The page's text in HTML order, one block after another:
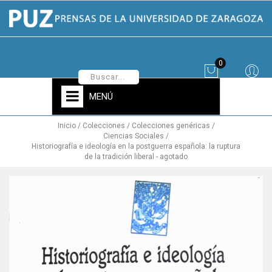
0
MENÚ
Inicio Colecciones
Colecciones genéricas
Ciencias Sociales
Historiografía e ideología en la postguerra española: la ruptura
de la tradición liberal - agotado